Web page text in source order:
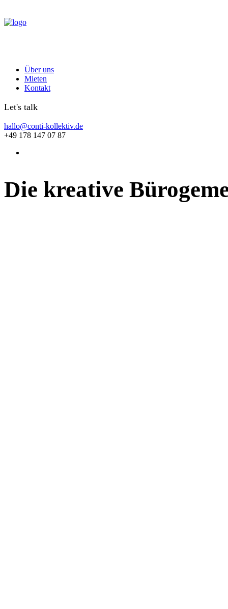
Über uns
Mieten
Kontakt
Let's talk
hallo@conti-kollektiv.de
+49 178 147 07 87
Die kreative